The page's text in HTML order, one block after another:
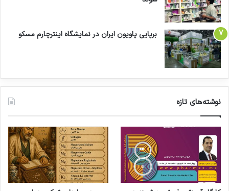
برپایی پاویون ایران در نمایشگاه اینترچارم مسکو
نوشته‌های تازه